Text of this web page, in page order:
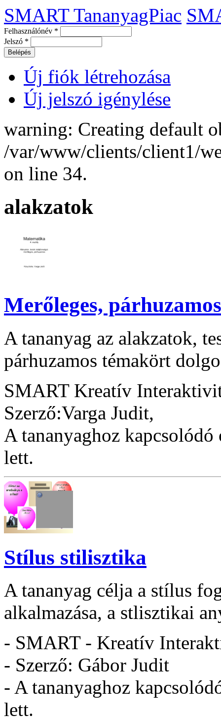
SMART TananyagPiac
Felhasználónév *
Jelszó *
Új fiók létrehozása
Új jelszó igénylése
warning: Creating default
/var/www/clients/client1/
on line 34.
alakzatok
Merőleges, párhuzamos
A tananyag az alakzatok,
párhuzamos témakört
SMART Kreatív
Szerző:Varga Judit,
A tananyaghoz
lett.
Stílus stilisztika
A tananyag célja a stílus
alkalmazása, a stlisztikai
- SMART - Kreatív
- Szerző: Gábor Judit
- A tananyaghoz
lett.